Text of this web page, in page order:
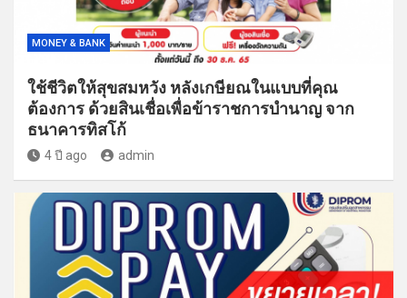
MONEY & BANK
ใช้ชีวิตให้สุขสมหวัง หลังเกษียณในแบบที่คุณ
ต้องการ ด้วยสินเชื่อเพื่อข้าราชการบำนาญ จาก
ธนาคารทิสโก้
4 ปี ago admin